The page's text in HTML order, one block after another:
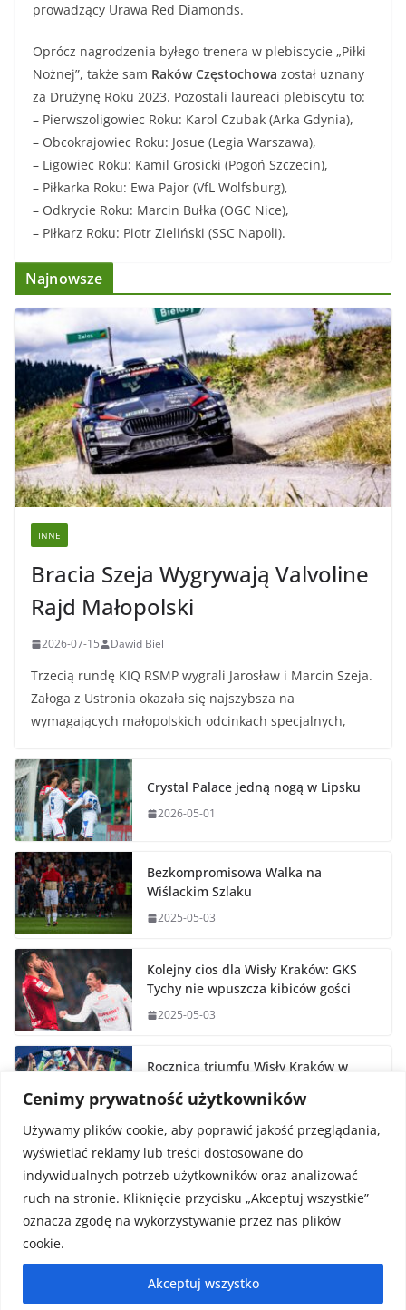
Cenimy prywatność użytkowników
Używamy plików cookie, aby poprawić jakość przeglądania,
wyświetlać reklamy lub treści dostosowane do
indywidualnych potrzeb użytkowników oraz analizować
ruch na stronie. Kliknięcie przycisku „Akceptuj wszystkie”
oznacza zgodę na wykorzystywanie przez nas plików
cookie.
Akceptuj wszystko
prowadzący Urawa Red Diamonds.
Oprócz nagrodzenia byłego trenera w plebiscycie „Piłki
Nożnej”, także sam Raków Częstochowa został uznany
za Drużynę Roku 2023. Pozostali laureaci plebiscytu to:
– Pierwszoligowiec Roku: Karol Czubak (Arka Gdynia),
– Obcokrajowiec Roku: Josue (Legia Warszawa),
– Ligowiec Roku: Kamil Grosicki (Pogoń Szczecin),
– Piłkarka Roku: Ewa Pajor (VfL Wolfsburg),
– Odkrycie Roku: Marcin Bułka (OGC Nice),
– Piłkarz Roku: Piotr Zieliński (SSC Napoli).
Najnowsze
INNE
Bracia Szeja Wygrywają Valvoline
Rajd Małopolski
2026-07-15 Dawid Biel
Trzecią rundę KIQ RSMP wygrali Jarosław i Marcin Szeja.
Załoga z Ustronia okazała się najszybsza na
wymagających małopolskich odcinkach specjalnych,
Crystal Palace jedną nogą w Lipsku
2026-05-01
Bezkompromisowa Walka na
Wiślackim Szlaku
2025-05-03
Kolejny cios dla Wisły Kraków: GKS
Tychy nie wpuszcza kibiców gości
2025-05-03
Rocznica triumfu Wisły Kraków w
2025-05-02
Prawa autorskie © 2026FaktySport.pl. Wszystkie prawa
zastrzeżone.